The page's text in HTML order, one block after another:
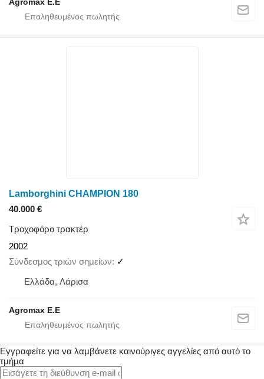
Lamborghini CHAMPION 180
40.000 €
Τροχοφόρο τρακτέρ
2002
Σύνδεσμος τριών σημείων
✓
Ελλάδα, Λάρισα
Agromax E.E
Εγγραφείτε για να λαμβάνετε καινούριγες αγγελίες από αυτό το
τμήμα